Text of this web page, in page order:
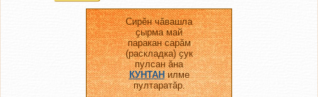
Сирӗн чӑвашла
ҫырма май
паракан сарӑм
(раскладка) ҫук
пулсан ӑна
КУНТАНилме
пултаратӑр.